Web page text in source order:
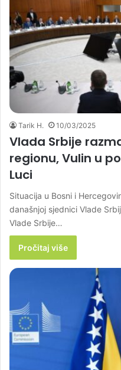
Tarik H. 10/03/2025
Vlada Srbije
regionu, Vulin u
Luci
Situacija u Bosni i
današnjoj sjednici Vlade
Vlade Srbije…
Pročitaj više